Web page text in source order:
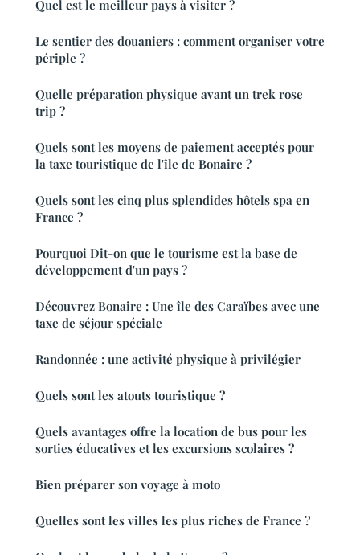
Quel est le meilleur pays à visiter ?
Le sentier des douaniers : comment organiser votre
périple ?
Quelle préparation physique avant un trek rose
trip ?
Quels sont les moyens de paiement acceptés pour
la taxe touristique de l'île de Bonaire ?
Quels sont les cinq plus splendides hôtels spa en
France ?
Pourquoi Dit-on que le tourisme est la base de
développement d'un pays ?
Découvrez Bonaire : Une île des Caraïbes avec une
taxe de séjour spéciale
Randonnée : une activité physique à privilégier
Quels sont les atouts touristique ?
Quels avantages offre la location de bus pour les
sorties éducatives et les excursions scolaires ?
Bien préparer son voyage à moto
Quelles sont les villes les plus riches de France ?